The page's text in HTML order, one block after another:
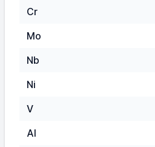
Cr
Mo
Nb
Ni
V
Al